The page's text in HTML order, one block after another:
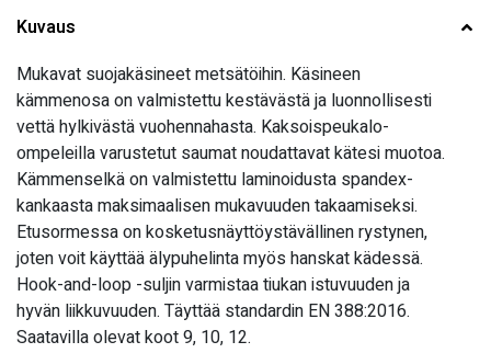
Kuvaus
Mukavat suojakäsineet metsätöihin. Käsineen
kämmenosa on valmistettu kestävästä ja luonnollisesti
vettä hylkivästä vuohennahasta. Kaksoispeukalo-
ompeleilla varustetut saumat noudattavat kätesi muotoa.
Kämmenselkä on valmistettu laminoidusta spandex-
kankaasta maksimaalisen mukavuuden takaamiseksi.
Etusormessa on kosketusnäyttöystävällinen rystynen,
joten voit käyttää älypuhelinta myös hanskat kädessä.
Hook-and-loop -suljin varmistaa tiukan istuvuuden ja
hyvän liikkuvuuden. Täyttää standardin EN 388:2016.
Saatavilla olevat koot 9, 10, 12.